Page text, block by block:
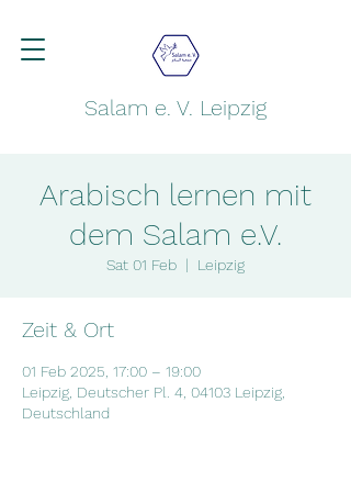
Salam e. V. Leipzig
Arabisch lernen mit
dem Salam e.V.
Sat 01 Feb
  |
Leipzig
Zeit & Ort
01 Feb 2025, 17:00 – 19:00
Leipzig, Deutscher Pl. 4, 04103 Leipzig,
Deutschland